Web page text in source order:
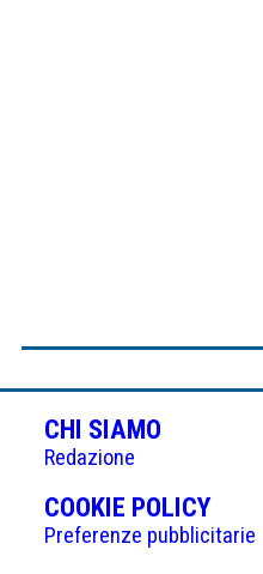
CHI SIAMO
Redazione
COOKIE POLICY(APRE
IN
Preferenze pubblicitarie